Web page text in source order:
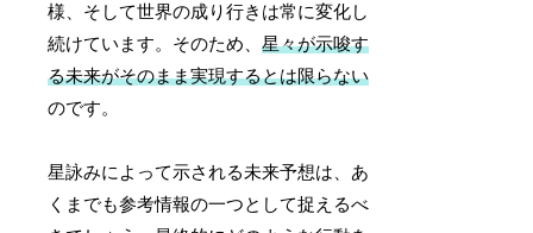
様、そして世界の成り行きは常に変化し
続けています。そのため、星々が示唆す
る未来がそのまま実現するとは限らない
のです。
星詠みによって示される未来予想は、あ
くまでも参考情報の一つとして捉えるべ